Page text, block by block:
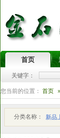
首页
关键字：
您当前的位置： 首页
分类名称： 新品